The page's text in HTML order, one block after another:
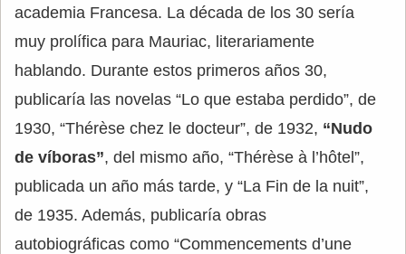
academia Francesa. La década de los 30 sería
muy prolífica para Mauriac, literariamente
hablando. Durante estos primeros años 30,
publicaría las novelas “Lo que estaba perdido”, de
1930, “Thérèse chez le docteur”, de 1932, “Nudo
de víboras”, del mismo año, “Thérèse à l’hôtel”,
publicada un año más tarde, y “La Fin de la nuit”,
de 1935. Además, publicaría obras
autobiográficas como “Commencements d’une